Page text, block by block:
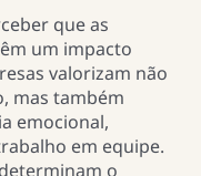
que as
um impacto
valorizam não
mas também
emocional,
em equipe.
o